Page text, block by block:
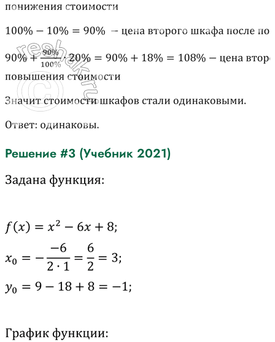
Решение #3 (Учебник 2021)